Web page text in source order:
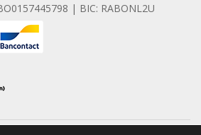
| BIC: RABONL2U